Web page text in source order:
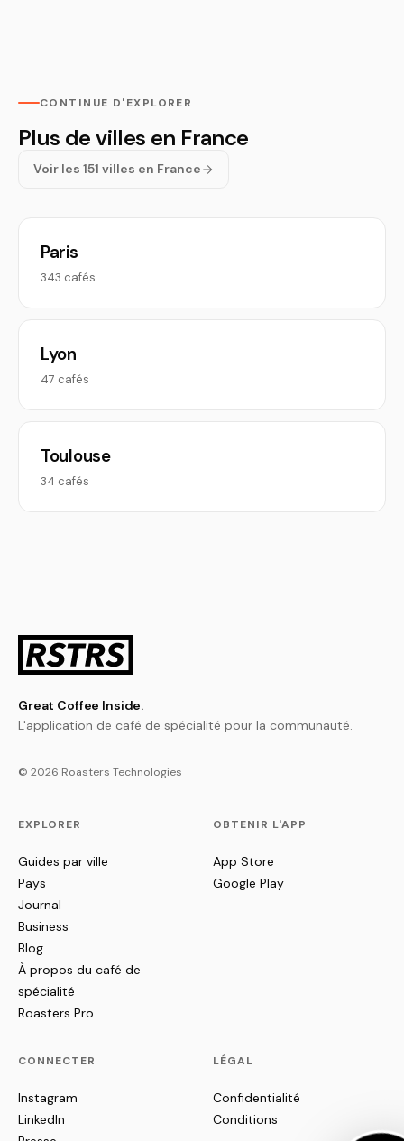
CONTINUE D'EXPLORER
Plus de villes en France
Voir les 151 villes en France
Paris
343 cafés
Lyon
47 cafés
Toulouse
34 cafés
Great Coffee Inside.
L'application de café de spécialité pour la communauté.
© 2026 Roasters Technologies
EXPLORER
Guides par ville
Pays
Journal
Business
Blog
À propos du café de
spécialité
Roasters Pro
OBTENIR L'APP
App Store
Google Play
CONNECTER
Instagram
LinkedIn
LÉGAL
Confidentialité
Conditions